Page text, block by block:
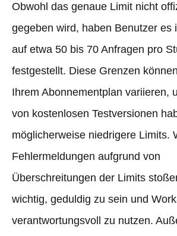
Obwohl das genaue Limit nicht
gegeben wird, haben Benutzer es
auf etwa 50 bis 70 Anfragen pro
festgestellt. Diese Grenzen
Ihrem Abonnementplan variieren,
von kostenlosen Testversionen
möglicherweise niedrigere Limits.
Fehlermeldungen aufgrund von
Überschreitungen der Limits
wichtig, geduldig zu sein und
verantwortungsvoll zu nutzen.